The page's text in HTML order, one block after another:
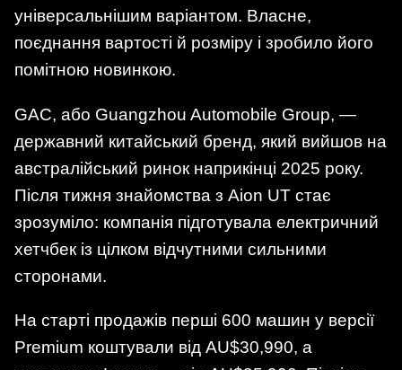
універсальнішим варіантом. Власне,
поєднання вартості й розміру і зробило його
помітною новинкою.
GAC, або Guangzhou Automobile Group, —
державний китайський бренд, який вийшов на
австралійський ринок наприкінці 2025 року.
Після тижня знайомства з Aion UT стає
зрозуміло: компанія підготувала електричний
хетчбек із цілком відчутними сильними
сторонами.
На старті продажів перші 600 машин у версії
Premium коштували від AU$30,990, а